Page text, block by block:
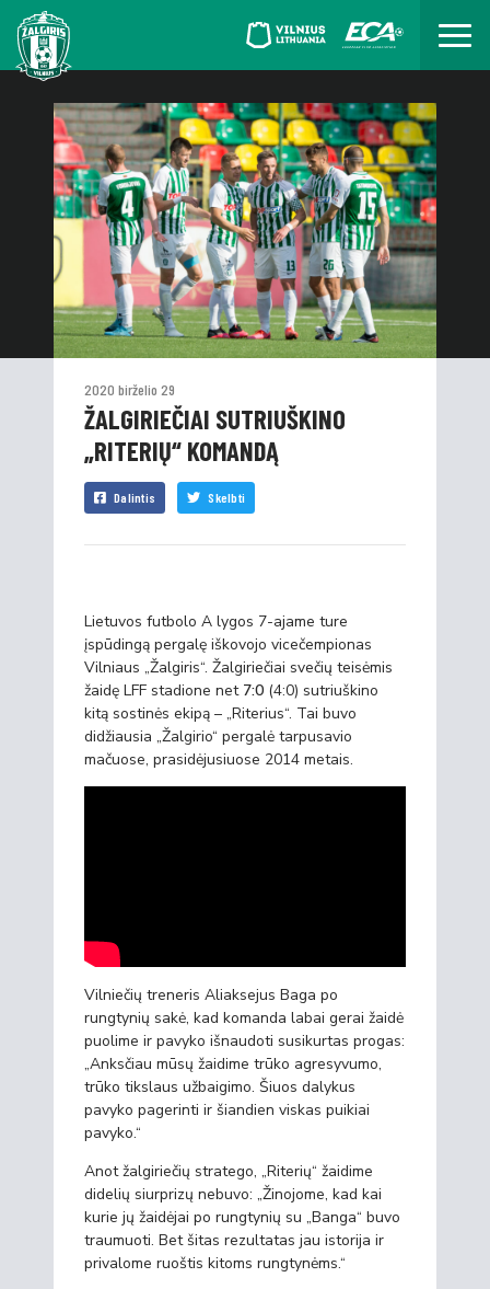
2020 birželio 29
ŽALGIRIEČIAI SUTRIUŠKINO
„RITERIŲ“ KOMANDĄ
Dalintis Skelbti
Lietuvos futbolo A lygos 7-ajame ture
įspūdingą pergalę iškovojo vicečempionas
Vilniaus „Žalgiris“. Žalgiriečiai svečių teisėmis
žaidę LFF stadione net 7:0 (4:0) sutriuškino
kitą sostinės ekipą – „Riterius“. Tai buvo
didžiausia „Žalgirio“ pergalė tarpusavio
mačuose, prasidėjusiuose 2014 metais.
Vilniečių treneris Aliaksejus Baga po
rungtynių sakė, kad komanda labai gerai žaidė
puolime ir pavyko išnaudoti susikurtas progas:
„Anksčiau mūsų žaidime trūko agresyvumo,
trūko tikslaus užbaigimo. Šiuos dalykus
pavyko pagerinti ir šiandien viskas puikiai
pavyko.“
Anot žalgiriečių stratego, „Riterių“ žaidime
didelių siurprizų nebuvo: „Žinojome, kad kai
kurie jų žaidėjai po rungtynių su „Banga“ buvo
traumuoti. Bet šitas rezultatas jau istorija ir
privalome ruoštis kitoms rungtynėms.“